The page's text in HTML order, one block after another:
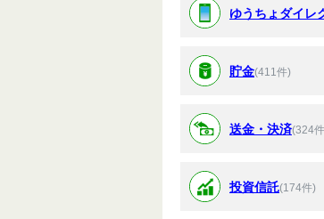
ゆうちょダイレ
貯金(411件)
送金・決済(324
投資信託(174件)